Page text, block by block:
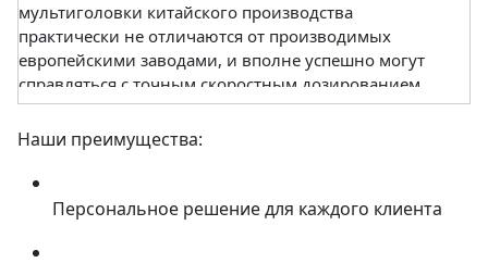
мультиголовки китайского производства
практически не отличаются от производимых
европейскими заводами, и вполне успешно могут
справляться с точным скоростным дозированием.
ОКАНТ рекомендует их к использованию на малых
и средних предприятиях, как бюджетный вариант.
Срок службы таких мультиголовок составляет 10
Наши преимущества:
Персональное решение для каждого клиента